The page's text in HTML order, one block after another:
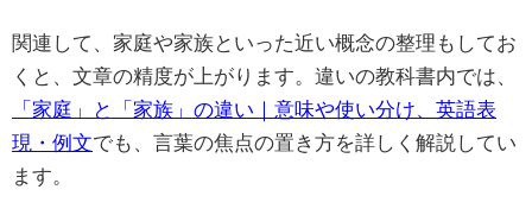
関連して、家庭や家族といった近い概念の整理もしてお
くと、文章の精度が上がります。違いの教科書内では、
「家庭」と「家族」の違い｜意味や使い分け、英語表
現・例文でも、言葉の焦点の置き方を詳しく解説してい
ます。